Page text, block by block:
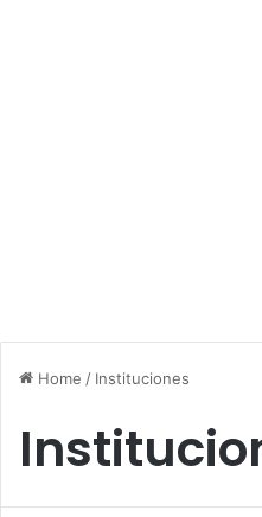
Home / Instituciones